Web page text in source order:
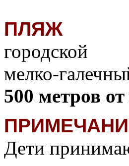
ПЛЯЖ
городской
мелко-
500 метров
Дети